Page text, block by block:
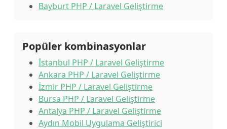
Bayburt PHP / Laravel Geliştirme
Popüler kombinasyonlar
İstanbul PHP / Laravel Geliştirme
Ankara PHP / Laravel Geliştirme
İzmir PHP / Laravel Geliştirme
Bursa PHP / Laravel Geliştirme
Antalya PHP / Laravel Geliştirme
Aydın Mobil Uygulama Geliştirici